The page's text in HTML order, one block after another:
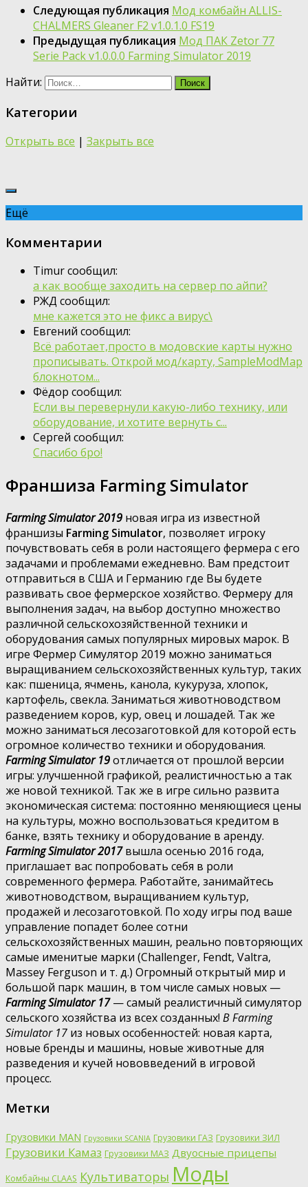
Следующая публикация Мод комбайн ALLIS-
CHALMERS Gleaner F2 v1.0.1.0 FS19
Предыдущая публикация Moд ПАК Zetor 77
Serie Pack v1.0.0.0 Farming Simulator 2019
Найти:
Категории
Открыть все | Закрыть все
Ещё
Комментарии
Timur сообщил:
а как вообще заходить на сервер по айпи?
РЖД сообщил:
мне кажется это не фикс а вирус\
Евгений сообщил:
Всё работает,просто в модовские карты нужно
прописывать. Открой мод/карту, SampleModMap
блокнотом...
Фёдор сообщил:
Если вы перевернули какую-либо технику, или
оборудование, и хотите вернуть с...
Сергей сообщил:
Спасибо бро!
Франшиза Farming Simulator
Farming Simulator 2019 новая игра из известной
франшизы Farming Simulator, позволяет игроку
почувствовать себя в роли настоящего фермера с его
задачами и проблемами ежедневно. Вам предстоит
отправиться в США и Германию где Вы будете
развивать свое фермерское хозяйство. Фермеру для
выполнения задач, на выбор доступно множество
различной сельскохозяйственной техники и
оборудования самых популярных мировых марок. В
игре Фермер Симулятор 2019 можно заниматься
выращиванием сельскохозяйственных культур, таких
как: пшеница, ячмень, канола, кукуруза, хлопок,
картофель, свекла. Заниматься животноводством
разведением коров, кур, овец и лошадей. Так же
можно заниматься лесозаготовкой для которой есть
огромное количество техники и оборудования.
Farming Simulator 19отличается от прошлой версии
игры: улучшенной графикой, реалистичностью а так
же новой техникой. Так же в игре сильно развита
экономическая система: постоянно меняющиеся цены
на культуры, можно воспользоваться кредитом в
банке, взять технику и оборудование в аренду.
Farming Simulator 2017вышла осенью 2016 года,
приглашает вас попробовать себя в роли
современного фермера. Работайте, занимайтесь
животноводством, выращиванием культур,
продажей и лесозаготовкой. По ходу игры под ваше
управление попадет более сотни
сельскохозяйственных машин, реально повторяющих
самые именитые марки (Challenger, Fendt, Valtra,
Massey Ferguson и т. д.) Огромный открытый мир и
большой парк машин, в том числе самых новых —
Farming Simulator 17 — самый реалистичный симулятор
сельского хозяйства из всех созданных! В Farming
Simulator 17 из новых особенностей: новая карта,
новые бренды и машины, новые животные для
разведения и кучей нововведений в игровой
процесс.
Метки
Грузовики MAN Грузовики SCANIA Грузовики ГАЗ Грузовики ЗИЛ
Грузовики Камаз Грузовики МАЗ Двуосные прицепы
Комбайны CLAAS Культиваторы Моды